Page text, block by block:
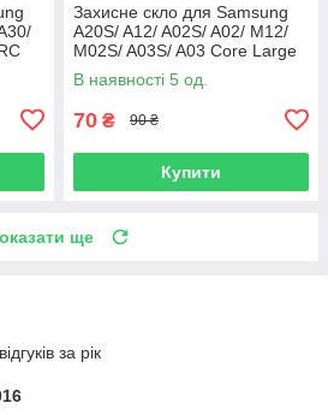
Захисне скло для Samsung
A20S/ A12/ A02S/ A02/ M12/
M02S/ A03S/ A03 Core Large
ARC (0.3 мм, чорне)
В наявності 5 од.
70 ₴ 90 ₴
Купити
ще
за рік